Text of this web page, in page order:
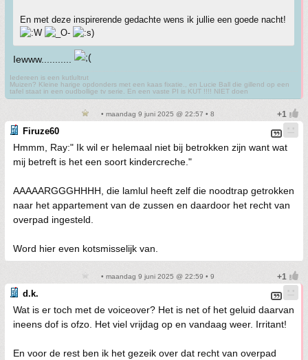
En met deze inspirerende gedachte wens ik jullie een goede nacht!
Iewww...........
Iedereen is een kutlultrut
Muizen? Kleine harige opdonders met een kaas fixatie., en Lucie Ball die gillend op een
tafel staat in een oudbollige tv serie. En een vaste PI is KUT !!!! NIET doen
• maandag 9 juni 2025 @ 22:57 • 8
Firuze60
Hmmm, Ray:" Ik wil er helemaal niet bij betrokken zijn want wat
mij betreft is het een soort kindercreche."
AAAAARGGGHHHH, die lamlul heeft zelf die noodtrap getrokken
naar het appartement van de zussen en daardoor het recht van
overpad ingesteld.
Word hier even kotsmisselijk van.
• maandag 9 juni 2025 @ 22:59 • 9
d.k.
Wat is er toch met de voiceover? Het is net of het geluid daarvan
ineens dof is ofzo. Het viel vrijdag op en vandaag weer. Irritant!
En voor de rest ben ik het gezeik over dat recht van overpad